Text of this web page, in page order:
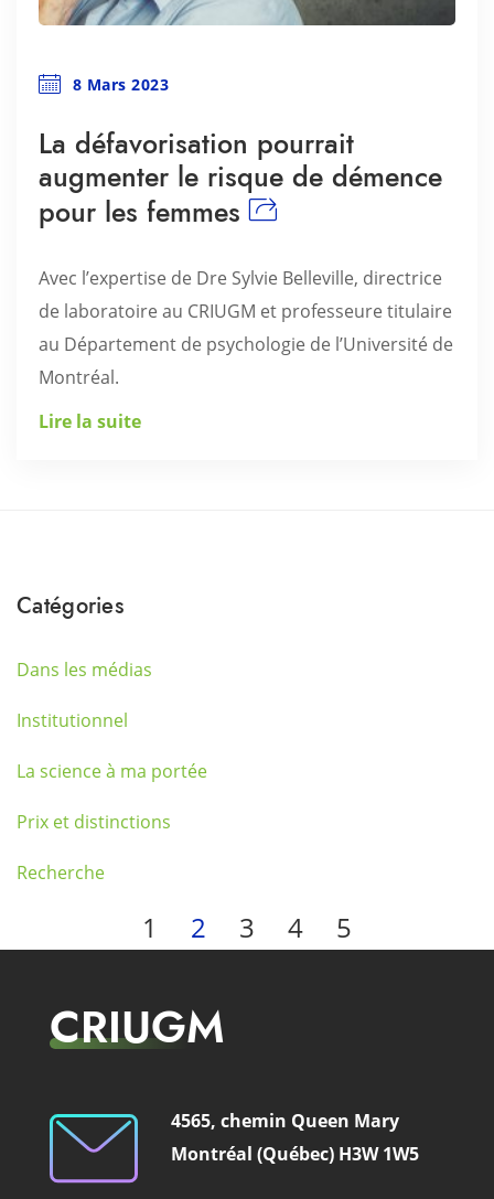
8 Mars 2023
La défavorisation pourrait
augmenter le risque de démence
pour les femmes
Avec l’expertise de Dre Sylvie Belleville, directrice
de laboratoire au CRIUGM et professeure titulaire
au Département de psychologie de l’Université de
Montréal.
Lire la suite
Catégories
Dans les médias
Institutionnel
La science à ma portée
Prix et distinctions
Recherche
1 2 3 4 5
CRIUGM
4565, chemin Queen Mary
Montréal (Québec) H3W 1W5